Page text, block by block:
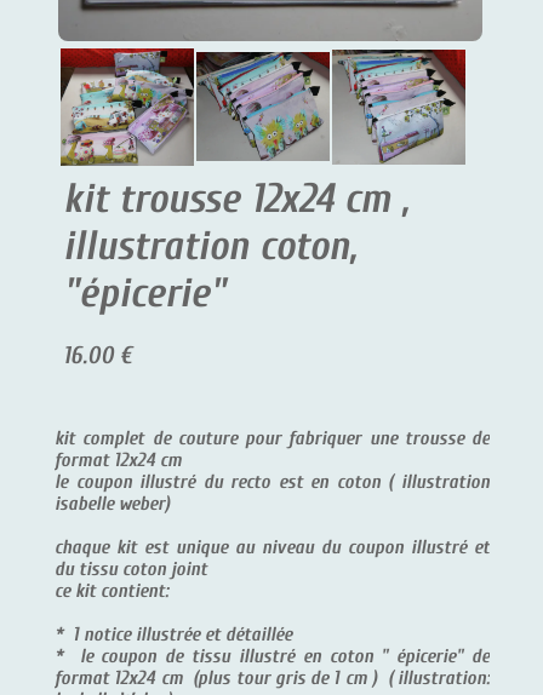
kit trousse 12x24 cm ,
illustration coton,
"épicerie"
16.00 €
kit complet de couture pour fabriquer une trousse de
format 12x24 cm
le coupon illustré du recto est en coton ( illustration
isabelle weber)
chaque kit est unique au niveau du coupon illustré et
du tissu coton joint
ce kit contient:
* 1 notice illustrée et détaillée
* le coupon de tissu illustré en coton " épicerie" de
format 12x24 cm (plus tour gris de 1 cm ) ( illustration: